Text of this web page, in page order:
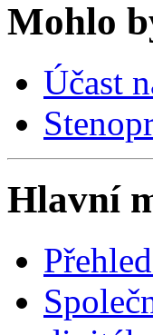
Mohlo
Účast
Hlavní